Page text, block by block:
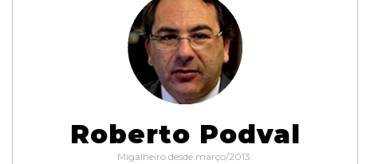
Roberto Podval
Migalheiro desde março/2013.